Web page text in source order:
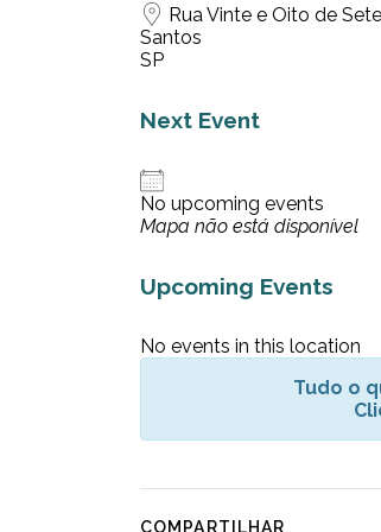
Rua Vinte e Oito de
Santos
SP
Next Event
No upcoming events
Mapa não está disponível
Upcoming Events
No events in this location
Tudo o
COMPARTILHAR